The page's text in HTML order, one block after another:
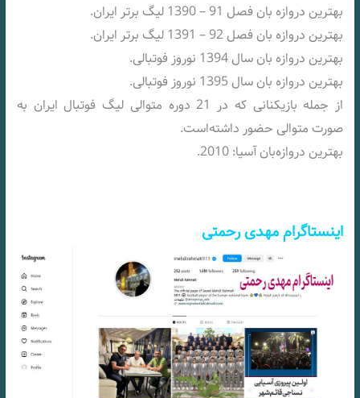
بهترین دروازه بان فصل 91 – 1390 لیگ برتر ایران.
بهترین دروازه بان فصل 92 – 1391 لیگ برتر ایران.
بهترین دروازه بان سال 1394 نوروز فوتبالی.
بهترین دروازه بان سال 1395 نوروز فوتبالی.
از جمله بازیکنانی که در 21 دوره متوالی لیگ فوتبال ایران به
صورت متوالی حضور داشته‌است.
بهترین دروازه‌بان آسیا: 2010.
اینستاگرام مهدی رحمتی